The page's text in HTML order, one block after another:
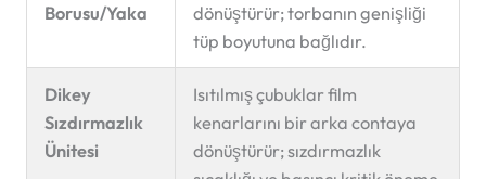
Borusu/Yaka
dönüştürür; torbanın genişliği
tüp boyutuna bağlıdır.
Dikey
Sızdırmazlık
Ünitesi
Isıtılmış çubuklar film
kenarlarını bir arka contaya
dönüştürür; sızdırmazlık